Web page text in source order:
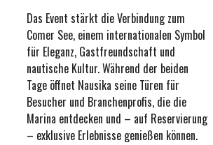
Das Event stärkt die Verbindung zum
Comer See, einem internationalen Symbol
für Eleganz, Gastfreundschaft und
nautische Kultur. Während der beiden
Tage öffnet Nausika seine Türen für
Besucher und Branchenprofis, die die
Marina entdecken und – auf Reservierung
– exklusive Erlebnisse genießen können.